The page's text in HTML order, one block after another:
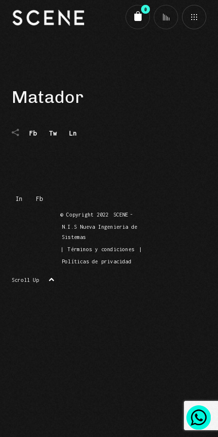
0
Matador
Fb Tw Ln
In Fb
© Copyright 2022 SCENE -
N.I.S Nueva Ingenieria de
Sistemas
| Términos y condiciones |
Políticas de privacidad
Scroll Up